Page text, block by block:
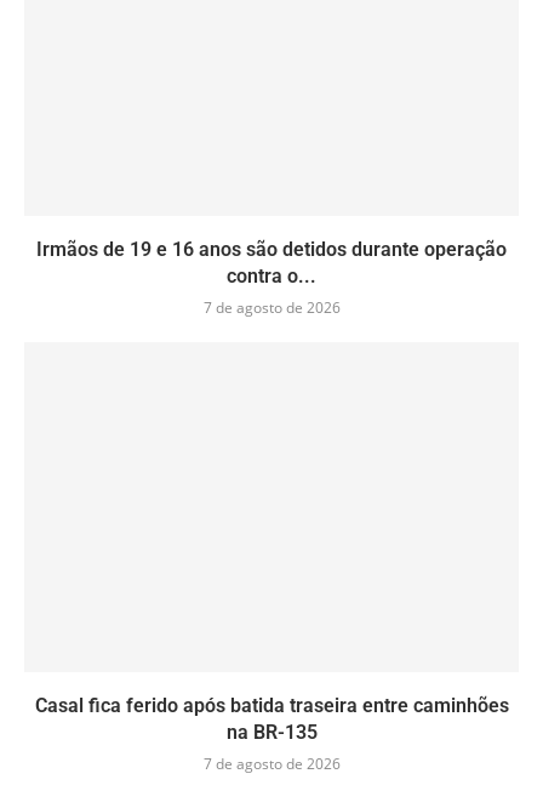
Irmãos de 19 e 16 anos são detidos durante operação
contra o...
7 de agosto de 2026
Casal fica ferido após batida traseira entre caminhões
na BR-135
7 de agosto de 2026